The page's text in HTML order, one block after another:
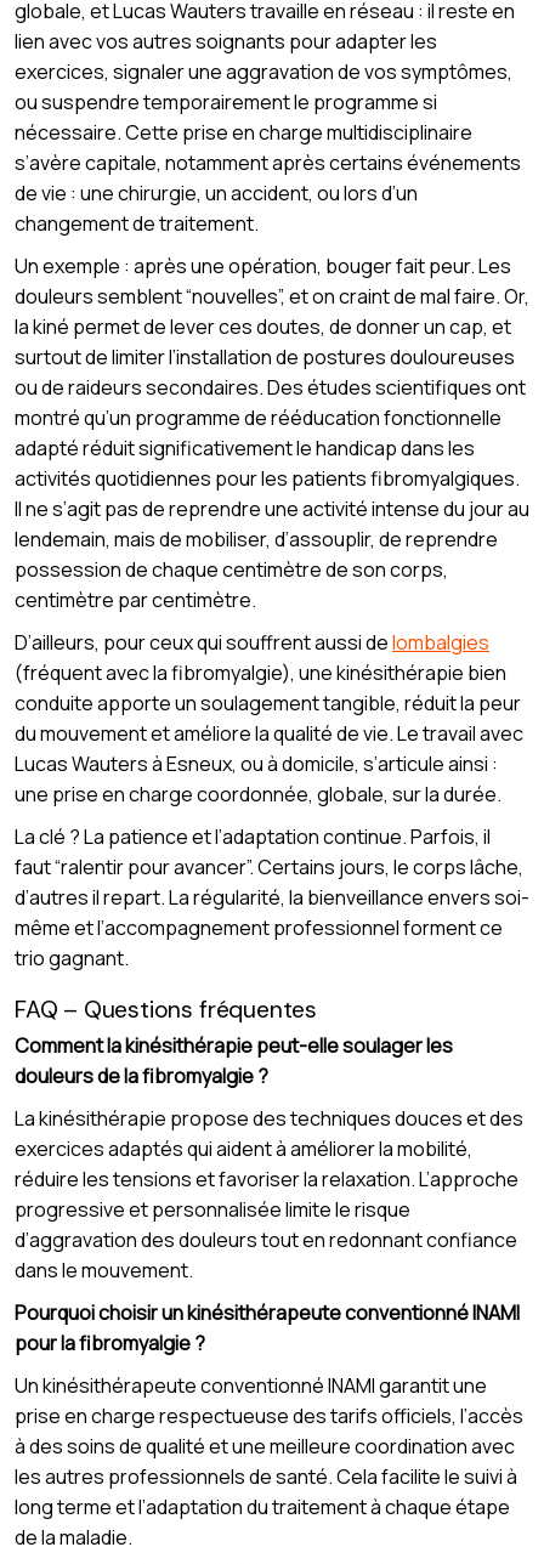
globale, et Lucas Wauters travaille en réseau : il reste en
lien avec vos autres soignants pour adapter les
exercices, signaler une aggravation de vos symptômes,
ou suspendre temporairement le programme si
nécessaire. Cette prise en charge multidisciplinaire
s’avère capitale, notamment après certains événements
de vie : une chirurgie, un accident, ou lors d’un
changement de traitement.
Un exemple : après une opération, bouger fait peur. Les
douleurs semblent “nouvelles”, et on craint de mal faire. Or,
la kiné permet de lever ces doutes, de donner un cap, et
surtout de limiter l’installation de postures douloureuses
ou de raideurs secondaires. Des études scientifiques ont
montré qu’un programme de rééducation fonctionnelle
adapté réduit significativement le handicap dans les
activités quotidiennes pour les patients fibromyalgiques.
Il ne s’agit pas de reprendre une activité intense du jour au
lendemain, mais de mobiliser, d’assouplir, de reprendre
possession de chaque centimètre de son corps,
centimètre par centimètre.
D’ailleurs, pour ceux qui souffrent aussi delombalgies
(fréquent avec la fibromyalgie), une kinésithérapie bien
conduite apporte un soulagement tangible, réduit la peur
du mouvement et améliore la qualité de vie. Le travail avec
Lucas Wauters à Esneux, ou à domicile, s’articule ainsi :
une prise en charge coordonnée, globale, sur la durée.
La clé ? La patience et l’adaptation continue. Parfois, il
faut “ralentir pour avancer”. Certains jours, le corps lâche,
d’autres il repart. La régularité, la bienveillance envers soi-
même et l’accompagnement professionnel forment ce
trio gagnant.
FAQ – Questions fréquentes
Comment la kinésithérapie peut-elle soulager les
douleurs de la fibromyalgie ?
La kinésithérapie propose des techniques douces et des
exercices adaptés qui aident à améliorer la mobilité,
réduire les tensions et favoriser la relaxation. L’approche
progressive et personnalisée limite le risque
d’aggravation des douleurs tout en redonnant confiance
dans le mouvement.
Pourquoi choisir un kinésithérapeute conventionné INAMI
pour la fibromyalgie ?
Un kinésithérapeute conventionné INAMI garantit une
prise en charge respectueuse des tarifs officiels, l’accès
à des soins de qualité et une meilleure coordination avec
les autres professionnels de santé. Cela facilite le suivi à
long terme et l’adaptation du traitement à chaque étape
de la maladie.